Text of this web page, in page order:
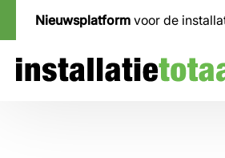
Nieuwsplatform voor de